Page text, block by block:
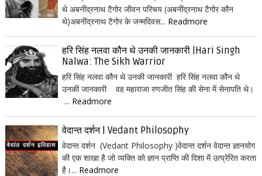
थे अबनींद्रनाथ टैगोर जीवन परिचय (अबनींद्रनाथ टैगोर कौन
थे)अबनींद्रनाथ टैगोर के जन्मदिवस... Readmore
हरि सिंह नलवा कौन थे उनकी जानकारी |Hari Singh
Nalwa: The Sikh Warrior
हरि सिंह नलवा कौन थे उनकी जानकारी हरि सिंह नलवा कौन थे
उनकी जानकारी वह महाराजा रणजीत सिंह की सेना में सेनापति थे।
... Readmore
वेदान्त दर्शन | Vedant Philosophy
वेदान्त दर्शन (Vedant Philosophy )वेदान्त दर्शन वेदान्त ज्ञानयोग
की एक शाखा है जो व्यक्ति को ज्ञान प्राप्ति की दिशा में उत्प्रेरित करता
है।... Readmore